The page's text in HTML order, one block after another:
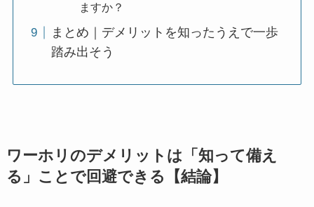
ますか？
まとめ｜デメリットを知ったうえで一歩
踏み出そう
ワーホリのデメリットは「知って備え
る」ことで回避できる【結論】